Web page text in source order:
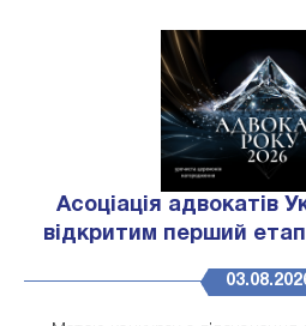
Асоціація адвокатів
відкритим перший
«Адвокат року